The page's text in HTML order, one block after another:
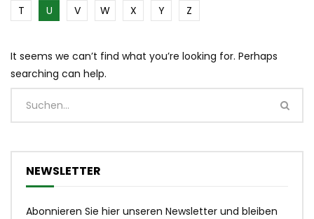
T
U V W X Y Z
It seems we can’t find what you’re looking for. Perhaps
searching can help.
NEWSLETTER
Abonnieren Sie hier unseren Newsletter und bleiben